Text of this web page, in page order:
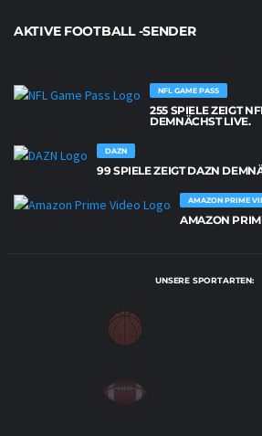
AKTIVE FOOTBALL -SENDER
NFL GAME PASS
255 SPIELE ZEIGT
DEMNÄCHST LIVE.
DAZN
99 SPIELE ZEIGT DAZN
AMAZON PRIME
AMAZON
UNSERE SPORTARTEN: